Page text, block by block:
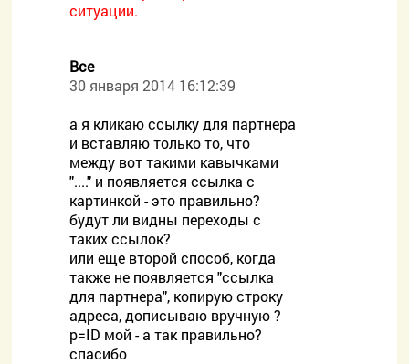
ситуации.
Все
30 января 2014 16:12:39
а я кликаю ссылку для партнера
и вставляю только то, что
между вот такими кавычками
"...." и появляется ссылка с
картинкой - это правильно?
будут ли видны переходы с
таких ссылок?
или еще второй способ, когда
также не появляется "ссылка
для партнера", копирую строку
адреса, дописываю вручную ?
p=ID мой - а так правильно?
спасибо